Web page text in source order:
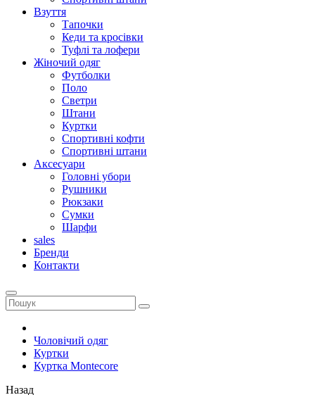
Взуття
Тапочки
Кеди та кросівки
Туфлі та лофери
Жіночий одяг
Футболки
Поло
Светри
Штани
Куртки
Cпортивні кофти
Спортивні штани
Аксесуари
Головні убори
Рушники
Рюкзаки
Сумки
Шарфи
sales
Бренди
Контакти
Чоловічий одяг
Куртки
Куртка Montecore
Назад